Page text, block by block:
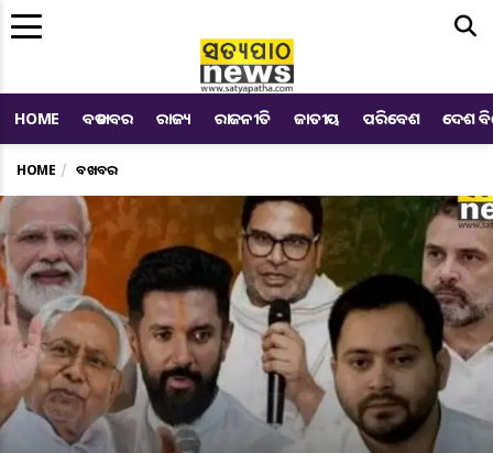
HOME ବଡ ଖବର ରାଜ୍ୟ ରାଜନୀତି ଜାତୀୟ ପରିବେଶ ଦେଶ
HOME ବଡ ଖବର